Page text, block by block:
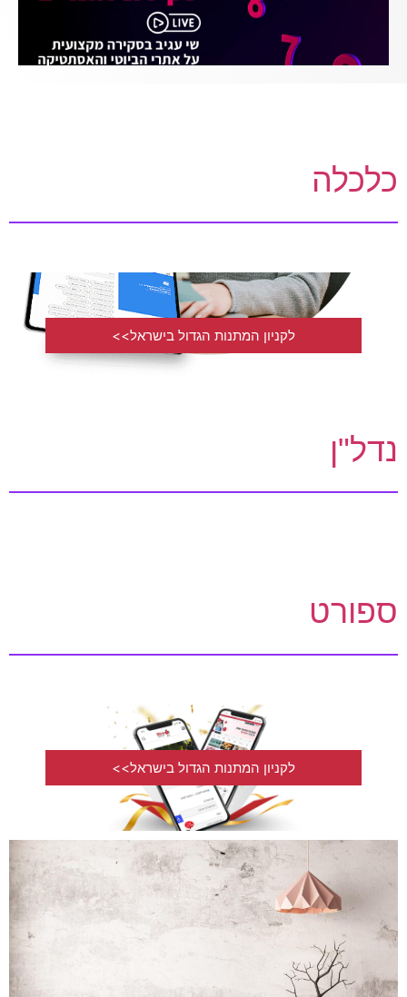
כלכלה
לקניון המתנות הגדול בישראל>>
נדל"ן
ספורט
לקניון המתנות הגדול בישראל>>